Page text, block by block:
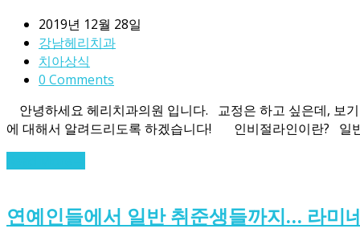
2019년 12월 28일
강남헤리치과
치아상식
0 Comments
안녕하세요 헤리치과의원 입니다. 교정은 하고 싶은데, 보
에 대해서 알려드리도록 하겠습니다! 인비절라인이란? 일
연예인들에서 일반 취준생들까지… 라미